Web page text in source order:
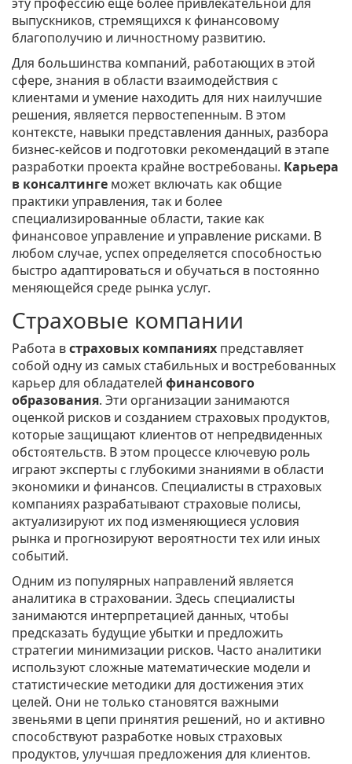
выпускников, стремящихся к финансовому
благополучию и личностному развитию.
Для большинства компаний, работающих в этой
сфере, знания в области взаимодействия с
клиентами и умение находить для них наилучшие
решения, является первостепенным. В этом
контексте, навыки представления данных, разбора
бизнес-кейсов и подготовки рекомендаций в этапе
разработки проекта крайне востребованы. Карьера
в консалтинге может включать как общие
практики управления, так и более
специализированные области, такие как
финансовое управление и управление рисками. В
любом случае, успех определяется способностью
быстро адаптироваться и обучаться в постоянно
меняющейся среде рынка услуг.
Страховые компании
Работа встраховых компаниях представляет
собой одну из самых стабильных и востребованных
карьер для обладателей финансового
образования. Эти организации занимаются
оценкой рисков и созданием страховых продуктов,
которые защищают клиентов от непредвиденных
обстоятельств. В этом процессе ключевую роль
играют эксперты с глубокими знаниями в области
экономики и финансов. Специалисты в страховых
компаниях разрабатывают страховые полисы,
актуализируют их под изменяющиеся условия
рынка и прогнозируют вероятности тех или иных
событий.
Одним из популярных направлений является
аналитика в страховании. Здесь специалисты
занимаются интерпретацией данных, чтобы
предсказать будущие убытки и предложить
стратегии минимизации рисков. Часто аналитики
используют сложные математические модели и
статистические методики для достижения этих
целей. Они не только становятся важными
звеньями в цепи принятия решений, но и активно
способствуют разработке новых страховых
продуктов, улучшая предложения для клиентов.